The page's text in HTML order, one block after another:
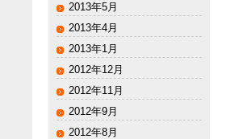
2013年5月
2013年4月
2013年1月
2012年12月
2012年11月
2012年9月
2012年8月